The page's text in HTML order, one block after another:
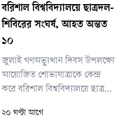
বরিশাল বিশ্ববিদ্যালয়ে ছাত্রদল-
শিবিরের সংঘর্ষ, আহত অন্তত
১০
জুলাই গণঅভ্যুত্থান দিবস উপলক্ষ্যে
আয়োজিত শোভাযাত্রাকে কেন্দ্র
করে বরিশাল বিশ্ববিদ্যালয়ে ছাত্রদল
সংঘর্ষের ঘটনা ঘটেছে। আজ বুধবার
২০ ঘণ্টা আগে